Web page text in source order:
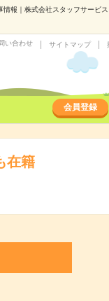
報｜株式会社スタッフサービス
い合わせ サイトマップ
会員登録
在籍